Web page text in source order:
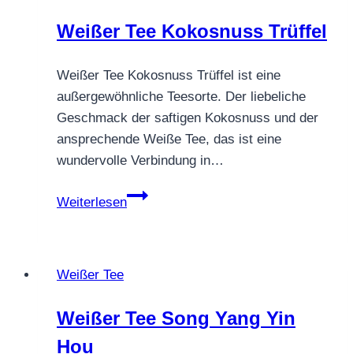
Weißer Tee Kokosnuss Trüffel
Weißer Tee Kokosnuss Trüffel ist eine
außergewöhnliche Teesorte. Der liebeliche
Geschmack der saftigen Kokosnuss und der
ansprechende Weiße Tee, das ist eine
wundervolle Verbindung in…
Weiterlesen
Weißer
Weißer Tee
Weißer Tee Song Yang Yin
Hou